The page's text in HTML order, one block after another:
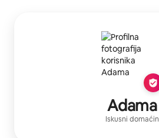
Adama
Iskusni domaćin